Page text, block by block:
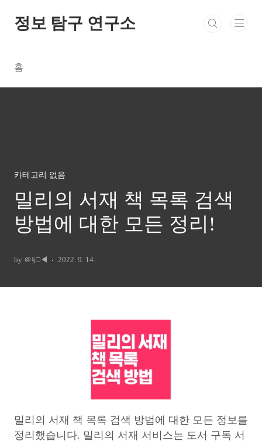
정보 탐구 연구소
홈
카테고리 없음
밀리의 서재 책 목록 검색
방법에 대한 모든 정리!
by ＠§□◀ 2022. 9. 14.
밀리의 서재 책 목록 검색 방법에 대한 모든 정보를
정리했습니다. 밀리의 서재 서비스는 도서 구독 서